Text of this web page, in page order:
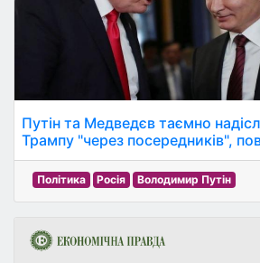
Путін та Медведєв таємно
Трампу "через посередників",
Політика Росія Володимир Путін